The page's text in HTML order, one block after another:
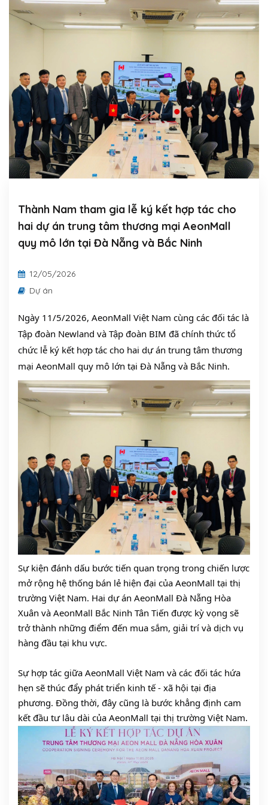
LIÊN HỆ
Thành Nam tham gia lễ ký kết hợp tác cho
hai dự án trung tâm thương mại AeonMall
quy mô lớn tại Đà Nẵng và Bắc Ninh
12/05/2026
Dự án
Ngày 11/5/2026, AeonMall Việt Nam cùng các đối tác là
Tập đoàn Newland và Tập đoàn BIM đã chính thức tổ
chức lễ ký kết hợp tác cho hai dự án trung tâm thương
mại AeonMall quy mô lớn tại Đà Nẵng và Bắc Ninh.
Sự kiện đánh dấu bước tiến quan trọng trong chiến lược
mở rộng hệ thống bán lẻ hiện đại của AeonMall tại thị
trường Việt Nam. Hai dự án AeonMall Đà Nẵng Hòa
Xuân và AeonMall Bắc Ninh Tân Tiến được kỳ vọng sẽ
trở thành những điểm đến mua sắm, giải trí và dịch vụ
hàng đầu tại khu vực.
Sự hợp tác giữa AeonMall Việt Nam và các đối tác hứa
hẹn sẽ thúc đẩy phát triển kinh tế - xã hội tại địa
phương. Đồng thời, đây cũng là bước khẳng định cam
kết đầu tư lâu dài của AeonMall tại thị trường Việt Nam.